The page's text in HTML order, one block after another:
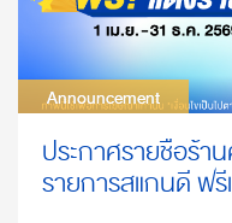
Announcement
Announcement
ประกาศรายชื่อร้า
รายการสแกนดี ฟรี